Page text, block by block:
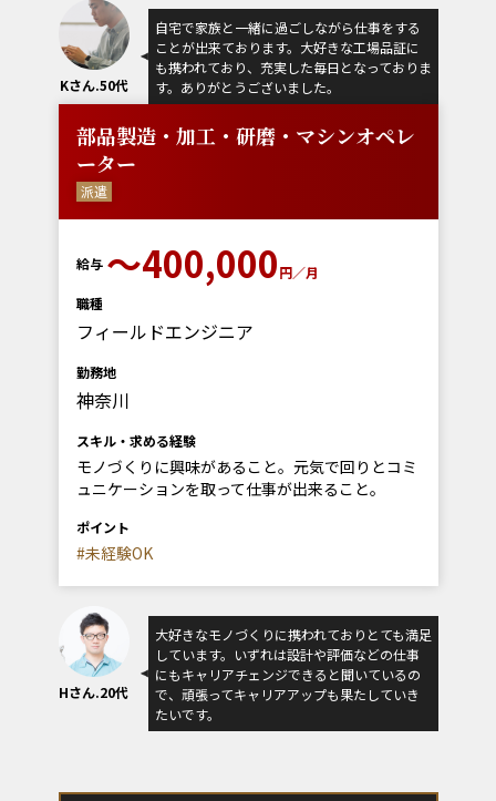
Kさん.50代
自宅で家族と一緒に過ごしながら仕事をする
ことが出来ております。大好きな工場品証に
も携われており、充実した毎日となっておりま
す。ありがとうございました。
部品製造・加工・研磨・マシンオペレ
ーター
派遣
給与 〜400,000円／月
職種
フィールドエンジニア
勤務地
神奈川
スキル・求める経験
モノづくりに興味があること。元気で回りとコミ
ュニケーションを取って仕事が出来ること。
ポイント
#未経験OK
Hさん.20代
大好きなモノづくりに携われておりとても満足
しています。いずれは設計や評価などの仕事
にもキャリアチェンジできると聞いているの
で、頑張ってキャリアアップも果たしていき
たいです。